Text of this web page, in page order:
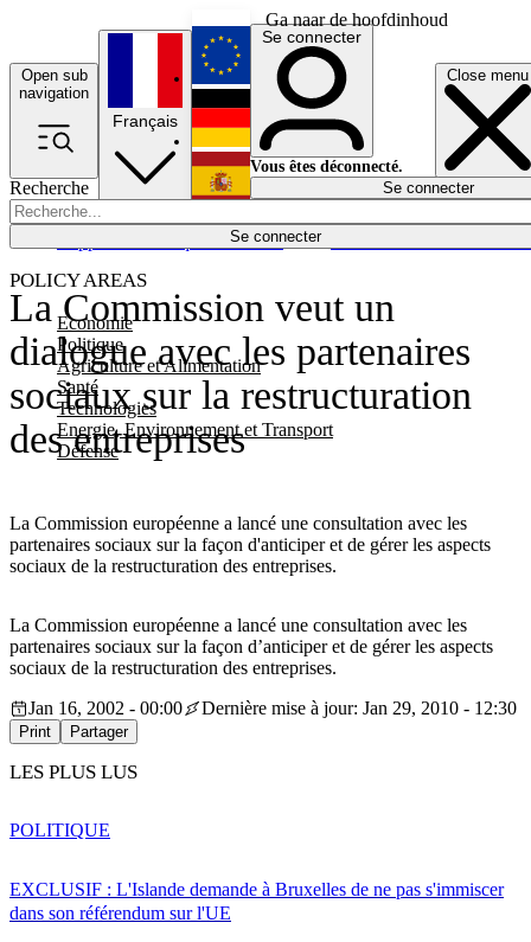
Ga naar de hoofdinhoud
Open sub
navigation
Close menu
Recherche
Se connecter
POLICY AREAS
Economie
Politique
Agriculture et Alimentation
Santé
Technologies
Energie, Environnement et Transport
Défense
Économie
Français
English
Deutsch
Español
Se connecter
Vous êtes déconnecté.
Se connecter
La Commission veut un
dialogue avec les partenaires
sociaux sur la restructuration
des entreprises
La Commission européenne a lancé une consultation avec les
partenaires sociaux sur la façon d'anticiper et de gérer les aspects
sociaux de la restructuration des entreprises.
La Commission européenne a lancé une consultation avec les
partenaires sociaux sur la façon d’anticiper et de gérer les aspects
sociaux de la restructuration des entreprises.
Jan 16, 2002 - 00:00
Dernière mise à jour: Jan 29, 2010 - 12:30
Print Partager
LES PLUS LUS
EXCLUSIF : L'Islande demande à Bruxelles de ne pas s'immiscer
dans son référendum sur l'UE
POLITIQUE